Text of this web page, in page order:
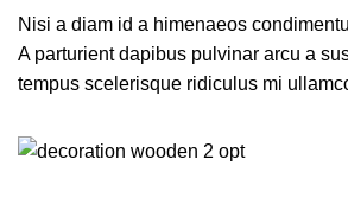
Nisi a diam id a himenaeos
A parturient dapibus pulvinar arcu a
tempus scelerisque ridiculus mi